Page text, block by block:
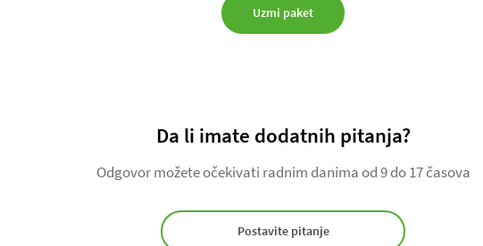
Uzmi paket
Da li imate dodatnih pitanja?
Odgovor možete očekivati radnim danima od 9 do 17 časova
Postavite pitanje